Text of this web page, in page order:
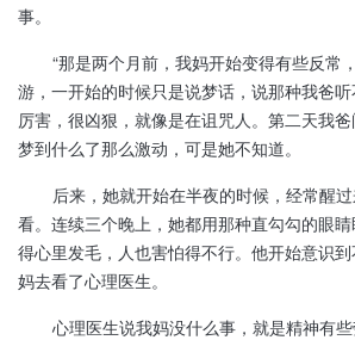
事。
“那是两个月前，我妈开始变得有些反常
游，一开始的时候只是说梦话，说那种我爸
厉害，很凶狠，就像是在诅咒人。第二天我爸
梦到什么了那么激动，可是她不知道。
后来，她就开始在半夜的时候，经常醒
看。连续三个晚上，她都用那种直勾勾的眼
得心里发毛，人也害怕得不行。他开始意识
妈去看了心理医生。
心理医生说我妈没什么事，就是精神有